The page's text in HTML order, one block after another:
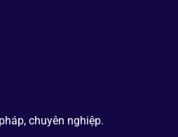
chuyên nghiệp.